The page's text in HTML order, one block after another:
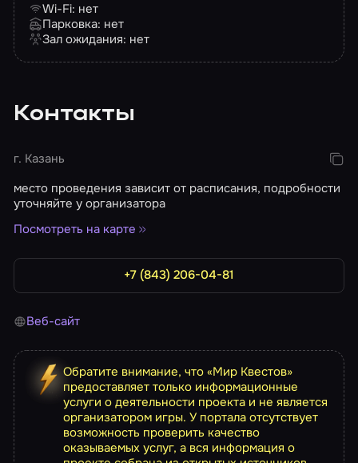
Wi-Fi: нет
Парковка: нет
Зал ожидания: нет
Контакты
г. Казань
место проведения зависит от расписания, подробности
уточняйте у организатора
Посмотреть на карте
+7 (843) 206-04-81
Веб-сайт
Обратите внимание, что «Мир Квестов»
предоставляет только информационные
услуги о деятельности проекта и не является
организатором игры. У портала отсутствует
возможность проверить качество
оказываемых услуг, а вся информация о